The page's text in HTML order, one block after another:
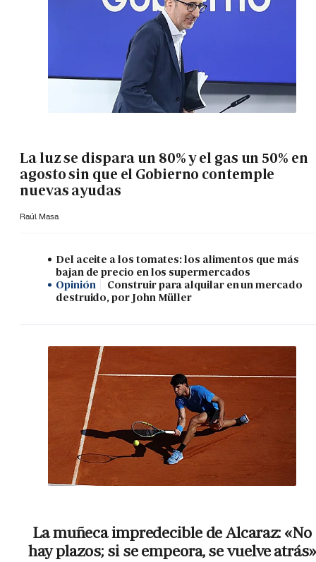
La luz se dispara un 80% y el gas un 50% en
agosto sin que el Gobierno contemple
nuevas ayudas
Raúl Masa
Del aceite a los tomates: los alimentos que más
bajan de precio en los supermercados
Opinión
Construir para alquilar en un mercado
destruido, por John Müller
La muñeca impredecible de Alcaraz: «No
hay plazos; si se empeora, se vuelve atrás»